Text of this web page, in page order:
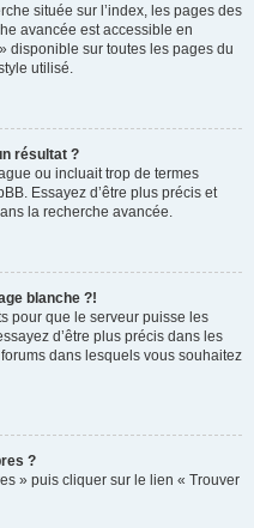
située sur l’index, les pages des
avancée est accessible en
disponible sur toutes les pages du
utilisé.
résultat ?
ou incluait trop de termes
Essayez d’être plus précis et
la recherche avancée.
blanche ?!
pour que le serveur puisse les
d’être plus précis dans les
dans lesquels vous souhaitez
?
» puis cliquer sur le lien « Trouver